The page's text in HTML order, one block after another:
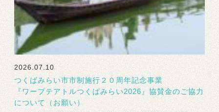
2026.07.10
つくばみらい市市制施行２０周年記念事業
『ワープテアトルつくばみらい2026』協賛金のご協力
について（お願い）